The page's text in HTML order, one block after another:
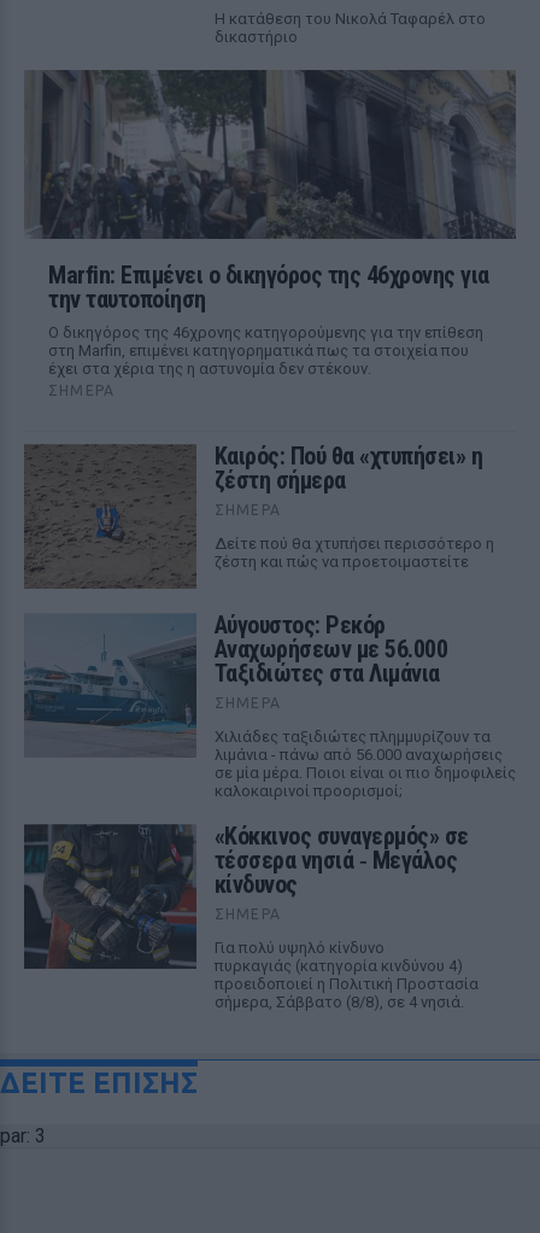
Η κατάθεση του Νικολά Ταφαρέλ στο
δικαστήριο
Marfin: Επιμένει ο δικηγόρος της 46χρονης για
την ταυτοποίηση
Ο δικηγόρος της 46χρονης κατηγορούμενης για την επίθεση
στη Marfin, επιμένει κατηγορηματικά πως τα στοιχεία που
έχει στα χέρια της η αστυνομία δεν στέκουν.
ΣΉΜΕΡΑ
Καιρός: Πού θα «χτυπήσει» η
ζέστη σήμερα
ΣΉΜΕΡΑ
Δείτε πού θα χτυπήσει περισσότερο η
ζέστη και πώς να προετοιμαστείτε
Αύγουστος: Ρεκόρ
Αναχωρήσεων με 56.000
Ταξιδιώτες στα Λιμάνια
ΣΉΜΕΡΑ
Χιλιάδες ταξιδιώτες πλημμυρίζουν τα
λιμάνια - πάνω από 56.000 αναχωρήσεις
σε μία μέρα. Ποιοι είναι οι πιο δημοφιλείς
καλοκαιρινοί προορισμοί;
«Κόκκινος συναγερμός» σε
τέσσερα νησιά ‑ Μεγάλος
κίνδυνος
ΣΉΜΕΡΑ
Για πολύ υψηλό κίνδυνο
πυρκαγιάς (κατηγορία κινδύνου 4)
προειδοποιεί η Πολιτική Προστασία
σήμερα, Σάββατο (8/8), σε 4 νησιά.
ΔΕΙΤΕ ΕΠΙΣΗΣ
par: 3